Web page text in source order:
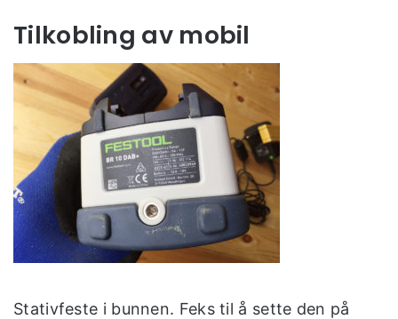
Tilkobling av mobil
Stativfeste i bunnen. Feks til å sette den på